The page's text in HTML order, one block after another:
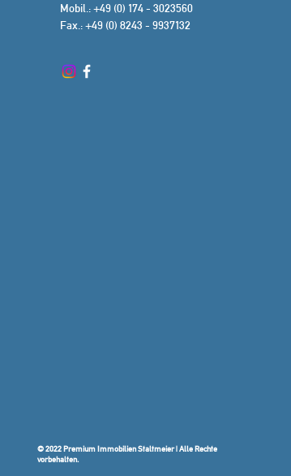
Mobil.: +49 (0) 174 - 3023560
Fax.: +49 (0) 8243 - 9937132
© 2022 Premium Immobilien Staltmeier | Alle Rechte
vorbehalten.